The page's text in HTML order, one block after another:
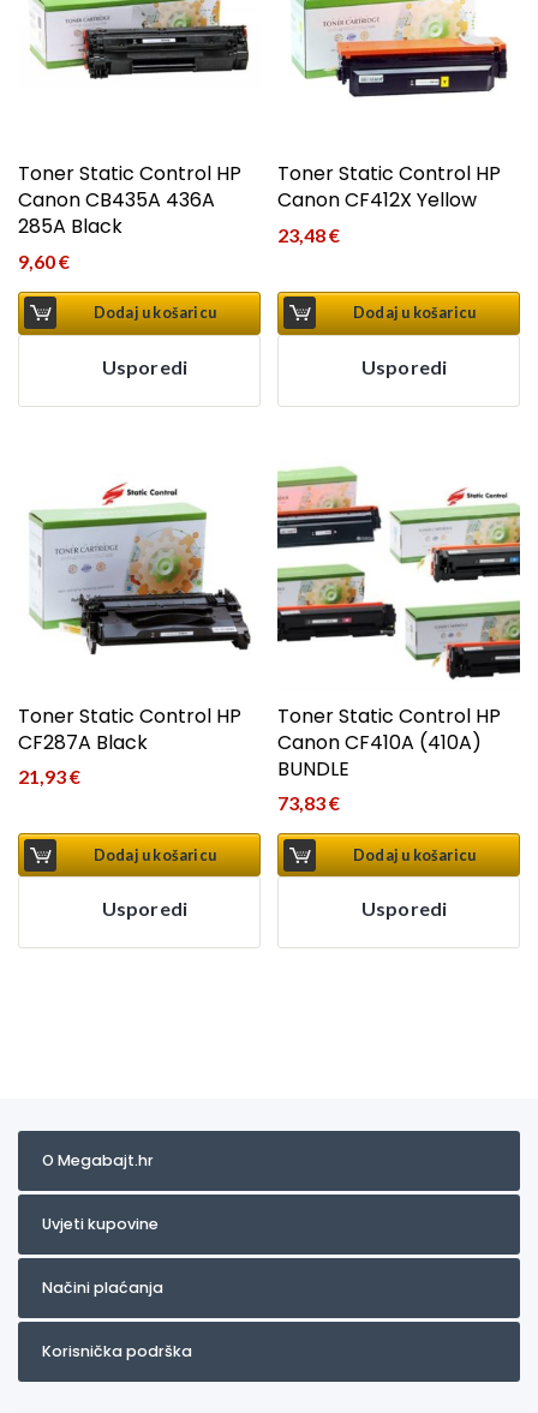
Toner Static Control HP
Canon CB435A 436A
285A Black
9,60€
Dodaj u košaricu
Usporedi
Toner Static Control HP
Canon CF412X Yellow
23,48€
Dodaj u košaricu
Usporedi
Toner Static Control HP
CF287A Black
21,93€
Dodaj u košaricu
Usporedi
Toner Static Control HP
Canon CF410A (410A)
BUNDLE
73,83€
Dodaj u košaricu
Usporedi
O Megabajt.hr
Uvjeti kupovine
Načini plaćanja
Korisnička podrška